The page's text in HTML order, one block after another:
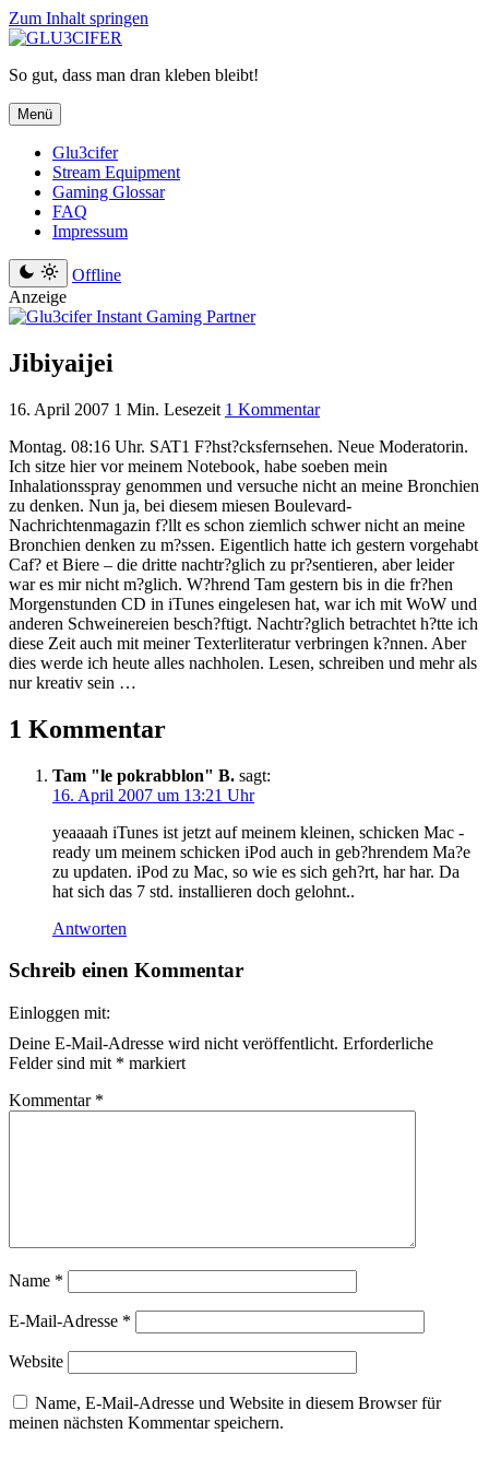
Zum Inhalt springen
So gut, dass man dran kleben bleibt!
Menü
Glu3cifer
Stream Equipment
Gaming Glossar
FAQ
Impressum
Offline
Anzeige
Jibiyaijei
16. April 2007 1 Min. Lesezeit 1 Kommentar
Montag. 08:16 Uhr. SAT1 F?hst?cksfernsehen. Neue Moderatorin.
Ich sitze hier vor meinem Notebook, habe soeben mein
Inhalationsspray genommen und versuche nicht an meine Bronchien
zu denken. Nun ja, bei diesem miesen Boulevard-
Nachrichtenmagazin f?llt es schon ziemlich schwer nicht an meine
Bronchien denken zu m?ssen. Eigentlich hatte ich gestern vorgehabt
Caf? et Biere – die dritte nachtr?glich zu pr?sentieren, aber leider
war es mir nicht m?glich. W?hrend Tam gestern bis in die fr?hen
Morgenstunden CD in iTunes eingelesen hat, war ich mit WoW und
anderen Schweinereien besch?ftigt. Nachtr?glich betrachtet h?tte ich
diese Zeit auch mit meiner Texterliteratur verbringen k?nnen. Aber
dies werde ich heute alles nachholen. Lesen, schreiben und mehr als
nur kreativ sein …
1 Kommentar
Tam "le pokrabblon" B. sagt:
16. April 2007 um 13:21 Uhr
yeaaaah iTunes ist jetzt auf meinem kleinen, schicken Mac -
ready um meinem schicken iPod auch in geb?hrendem Ma?e
zu updaten. iPod zu Mac, so wie es sich geh?rt, har har. Da
hat sich das 7 std. installieren doch gelohnt..
Antworten
Schreib einen Kommentar
Einloggen mit:
Deine E-Mail-Adresse wird nicht veröffentlicht. Erforderliche
Felder sind mit * markiert
Kommentar *
Name *
E-Mail-Adresse *
Website
Name, E-Mail-Adresse und Website in diesem Browser für
meinen nächsten Kommentar speichern.